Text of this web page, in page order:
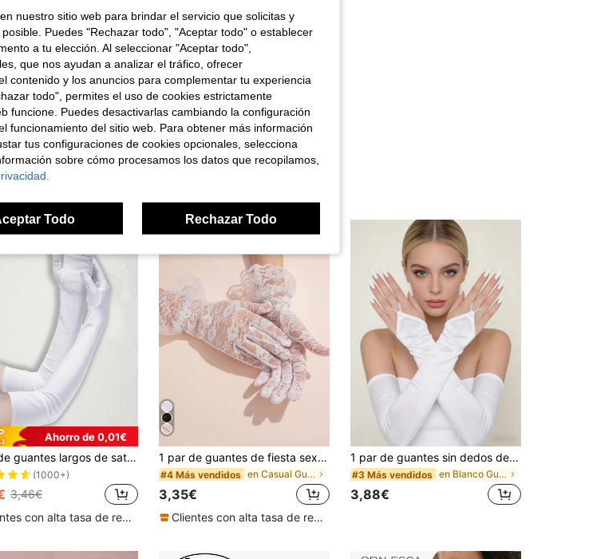
Útil (0)
Ahorro de 0,01€
1 par de guantes largos de satén para mujer, 21 pulgadas de largo, adecuados para que las mujeres los usen, estilo elegante, adecuados para actuaciones de ópera, longitud hasta el codo, se pueden usar para disfraces de actuación.
(1000+)
3,46€
Clientes con alta tasa de repetición
1 par de guantes de fiesta sexy para mujer, diseño de rosa y encaje con volantes, guantes de novia
#4 Más vendidos en Casual Guantes de dedos completos para mujer
3,35€
Clientes con alta tasa de repetición
1 par de guantes sin dedos de satén blanco, adecuados para ópera, eventos formales, bodas, viajes, festivales
#3 Más vendidos en Blanco Guantes sin dedos para mujer
3,88€
nuestro sitio web para brindar el servicio que solicitas y
Puedes "Rechazar todo", "Aceptar todo" o establecer
a tu elección. Al seleccionar "Aceptar todo",
que nos ayudan a analizar el tráfico, ofrecer
contenido y los anuncios para complementar tu experiencia
todo", permites el uso de cookies estrictamente
funcione. Puedes desactivarlas cambiando la configuración
funcionamiento del sitio web. Para obtener más información
tus configuraciones de cookies opcionales, selecciona
sobre cómo procesamos los datos que recopilamos,
Todo Rechazar Todo